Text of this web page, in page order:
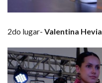
2do lugar- Valentina Hevia